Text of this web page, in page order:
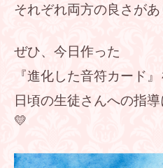
それぞれ両方の良さがあ
ぜひ、今日作った
『進化した音符カード』
日頃の生徒さんへの指
💛